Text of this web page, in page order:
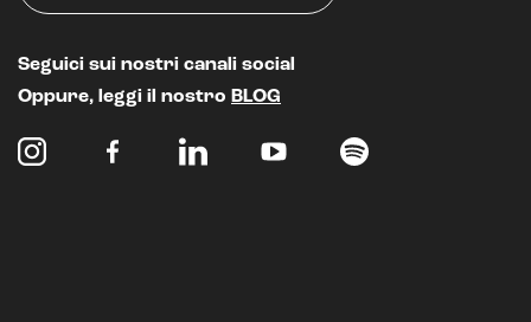
Seguici sui nostri canali social
Oppure, leggi il nostro BLOG